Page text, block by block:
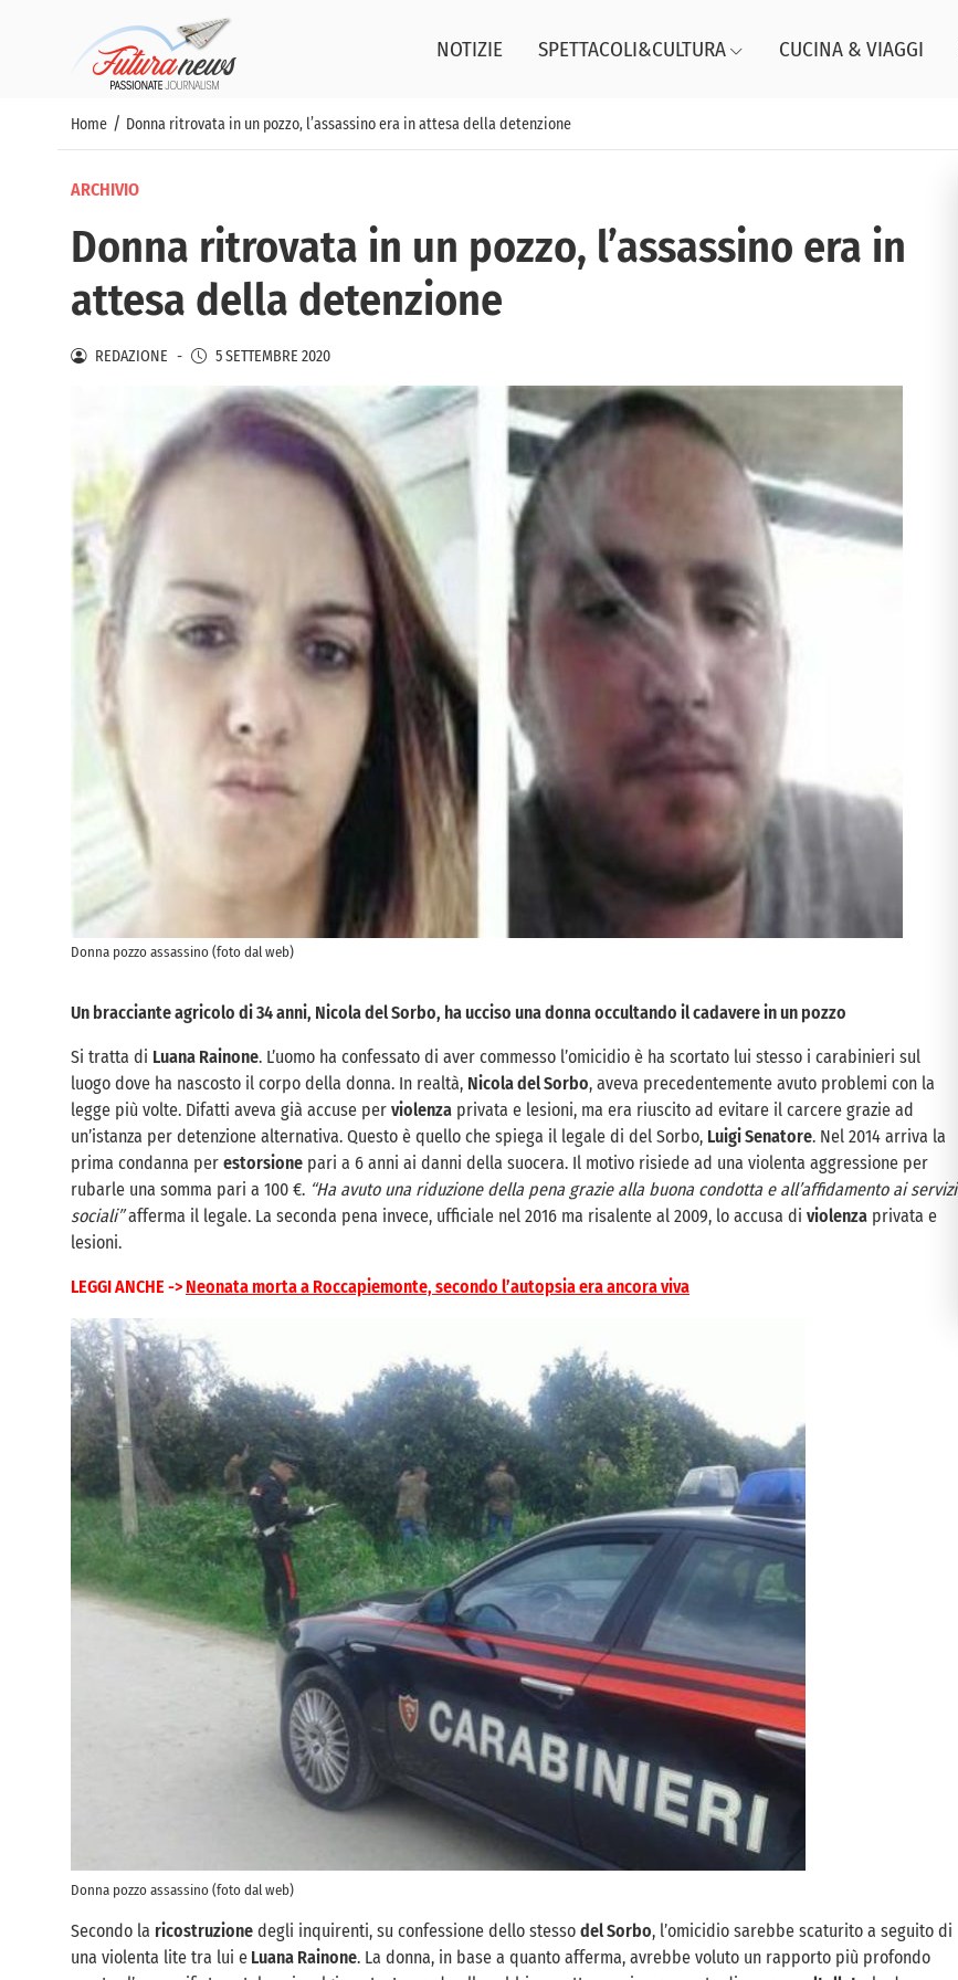
NOTIZIE SPETTACOLI&CULTURA CUCINA & VIAGGI
Home / Donna ritrovata in un pozzo, l’assassino era in attesa della detenzione
ARCHIVIO
Donna ritrovata in un pozzo, l’assassino era in
attesa della detenzione
REDAZIONE - 5 SETTEMBRE 2020
Donna pozzo assassino (foto dal web)
Un bracciante agricolo di 34 anni, Nicola del Sorbo, ha ucciso una donna occultando il cadavere in un pozzo
Si tratta di Luana Rainone. L’uomo ha confessato di aver commesso l’omicidio è ha scortato lui stesso i carabinieri sul
luogo dove ha nascosto il corpo della donna. In realtà, Nicola del Sorbo, aveva precedentemente avuto problemi con la
legge più volte. Difatti aveva già accuse per violenza privata e lesioni, ma era riuscito ad evitare il carcere grazie ad
un’istanza per detenzione alternativa. Questo è quello che spiega il legale di del Sorbo, Luigi Senatore. Nel 2014 arriva la
prima condanna per estorsione pari a 6 anni ai danni della suocera. Il motivo risiede ad una violenta aggressione per
rubarle una somma pari a 100 €. “Ha avuto una riduzione della pena grazie alla buona condotta e all’affidamento ai servizi
sociali”afferma il legale. La seconda pena invece, ufficiale nel 2016 ma risalente al 2009, lo accusa di violenza privata e
lesioni.
LEGGI ANCHE -> Neonata morta a Roccapiemonte, secondo l’autopsia era ancora viva
Donna pozzo assassino (foto dal web)
Secondo la ricostruzione degli inquirenti, su confessione dello stesso del Sorbo, l’omicidio sarebbe scaturito a seguito di
una violenta lite tra lui e Luana Rainone. La donna, in base a quanto afferma, avrebbe voluto un rapporto più profondo